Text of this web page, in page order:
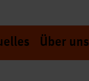
Über uns